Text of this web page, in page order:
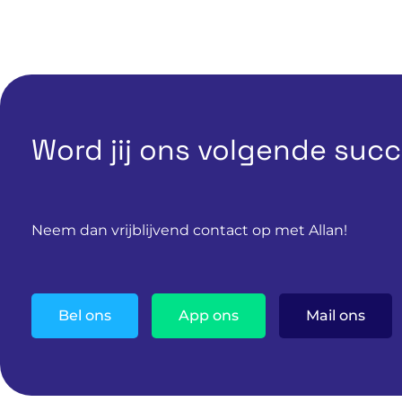
Word jij ons volgende
Neem dan vrijblijvend contact op met Allan!
Bel ons App ons Mail ons